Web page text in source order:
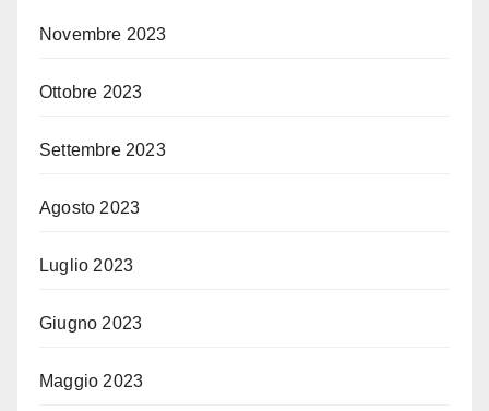
Novembre 2023
Ottobre 2023
Settembre 2023
Agosto 2023
Luglio 2023
Giugno 2023
Maggio 2023